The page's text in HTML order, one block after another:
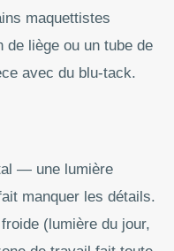
maquettistes
de liège ou un tube de
avec du blu-tack.
— une lumière
manquer les détails.
(lumière du jour,